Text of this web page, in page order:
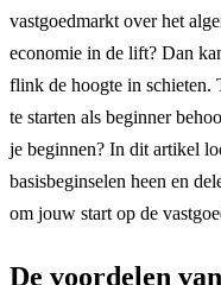
vastgoedmarkt over het
economie in de lift? Dan
flink de hoogte in schieten.
te starten als beginner
je beginnen? In dit artikel
basisbeginselen heen en
om jouw start op de
De voordelen